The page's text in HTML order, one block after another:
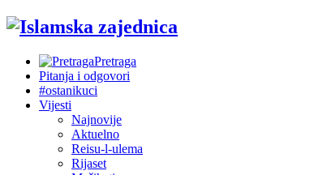
Pretraga
Pitanja i odgovori
#ostanikuci
Vijesti
Najnovije
Aktuelno
Reisu-l-ulema
Rijaset